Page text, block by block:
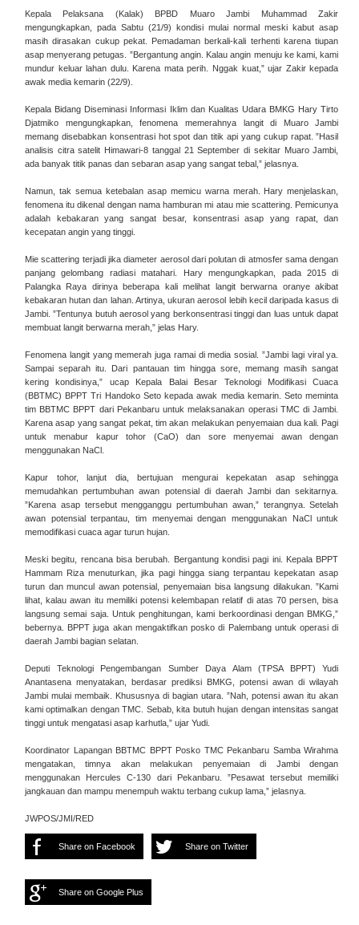
Kepala Pelaksana (Kalak) BPBD Muaro Jambi Muhammad Zakir
mengungkapkan, pada Sabtu (21/9) kondisi mulai normal meski kabut asap
masih dirasakan cukup pekat. Pemadaman berkali-kali terhenti karena tiupan
asap menyerang petugas. ”Bergantung angin. Kalau angin menuju ke kami, kami
mundur keluar lahan dulu. Karena mata perih. Nggak kuat,” ujar Zakir kepada
awak media kemarin (22/9).
Kepala Bidang Diseminasi Informasi Iklim dan Kualitas Udara BMKG Hary Tirto
Djatmiko mengungkapkan, fenomena memerahnya langit di Muaro Jambi
memang disebabkan konsentrasi hot spot dan titik api yang cukup rapat. ”Hasil
analisis citra satelit Himawari-8 tanggal 21 September di sekitar Muaro Jambi,
ada banyak titik panas dan sebaran asap yang sangat tebal,” jelasnya.
Namun, tak semua ketebalan asap memicu warna merah. Hary menjelaskan,
fenomena itu dikenal dengan nama hamburan mi atau mie scattering. Pemicunya
adalah kebakaran yang sangat besar, konsentrasi asap yang rapat, dan
kecepatan angin yang tinggi.
Mie scattering terjadi jika diameter aerosol dari polutan di atmosfer sama dengan
panjang gelombang radiasi matahari. Hary mengungkapkan, pada 2015 di
Palangka Raya dirinya beberapa kali melihat langit berwarna oranye akibat
kebakaran hutan dan lahan. Artinya, ukuran aerosol lebih kecil daripada kasus di
Jambi. ”Tentunya butuh aerosol yang berkonsentrasi tinggi dan luas untuk dapat
membuat langit berwarna merah,” jelas Hary.
Fenomena langit yang memerah juga ramai di media sosial. ”Jambi lagi viral ya.
Sampai separah itu. Dari pantauan tim hingga sore, memang masih sangat
kering kondisinya,” ucap Kepala Balai Besar Teknologi Modifikasi Cuaca
(BBTMC) BPPT Tri Handoko Seto kepada awak media kemarin. Seto meminta
tim BBTMC BPPT dari Pekanbaru untuk melaksanakan operasi TMC di Jambi.
Karena asap yang sangat pekat, tim akan melakukan penyemaian dua kali. Pagi
untuk menabur kapur tohor (CaO) dan sore menyemai awan dengan
menggunakan NaCl.
Kapur tohor, lanjut dia, bertujuan mengurai kepekatan asap sehingga
memudahkan pertumbuhan awan potensial di daerah Jambi dan sekitarnya.
”Karena asap tersebut mengganggu pertumbuhan awan,” terangnya. Setelah
awan potensial terpantau, tim menyemai dengan menggunakan NaCl untuk
memodifikasi cuaca agar turun hujan.
Meski begitu, rencana bisa berubah. Bergantung kondisi pagi ini. Kepala BPPT
Hammam Riza menuturkan, jika pagi hingga siang terpantau kepekatan asap
turun dan muncul awan potensial, penyemaian bisa langsung dilakukan. ”Kami
lihat, kalau awan itu memiliki potensi kelembapan relatif di atas 70 persen, bisa
langsung semai saja. Untuk penghitungan, kami berkoordinasi dengan BMKG,”
bebernya. BPPT juga akan mengaktifkan posko di Palembang untuk operasi di
daerah Jambi bagian selatan.
Deputi Teknologi Pengembangan Sumber Daya Alam (TPSA BPPT) Yudi
Anantasena menyatakan, berdasar prediksi BMKG, potensi awan di wilayah
Jambi mulai membaik. Khususnya di bagian utara. ”Nah, potensi awan itu akan
kami optimalkan dengan TMC. Sebab, kita butuh hujan dengan intensitas sangat
tinggi untuk mengatasi asap karhutla,” ujar Yudi.
Koordinator Lapangan BBTMC BPPT Posko TMC Pekanbaru Samba Wirahma
mengatakan, timnya akan melakukan penyemaian di Jambi dengan
menggunakan Hercules C-130 dari Pekanbaru. ”Pesawat tersebut memiliki
jangkauan dan mampu menempuh waktu terbang cukup lama,” jelasnya.
JWPOS/JMI/RED
Share on Facebook Share on Twitter
Share on Google Plus